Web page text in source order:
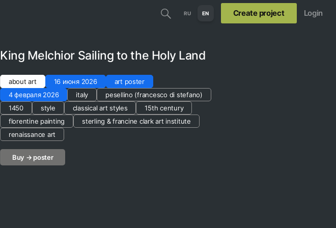
RU EN Create project Login
King Melchior Sailing to the Holy Land
about art 16 июня 2026
art poster
4 февраля 2026
italy
pesellino (francesco di stefano)
1450
style classical art styles
15th century
florentine painting
sterling & francine clark art institute
renaissance art
Buy → poster